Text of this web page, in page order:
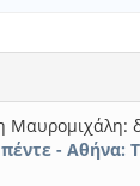
- Αθήνα: